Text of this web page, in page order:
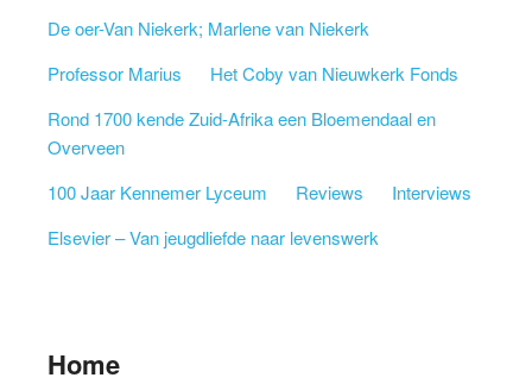
De oer-Van Niekerk; Marlene van Niekerk
Professor Marius
Het Coby van Nieuwkerk Fonds
Rond 1700 kende Zuid-Afrika een Bloemendaal en
Overveen
100 Jaar Kennemer Lyceum
Reviews
Interviews
Elsevier – Van jeugdliefde naar levenswerk
Home